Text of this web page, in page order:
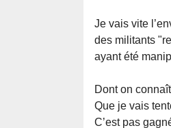
Je vais vite
des militants
ayant été
Dont on
Que je vais
C’est pas